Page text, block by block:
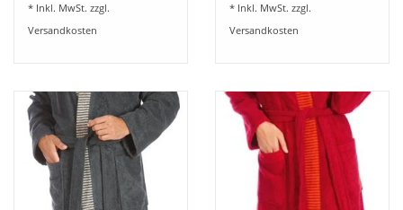
pink
* Inkl. MwSt. zzgl.
Versandkosten
* Inkl. MwSt. zzgl.
Versandkosten